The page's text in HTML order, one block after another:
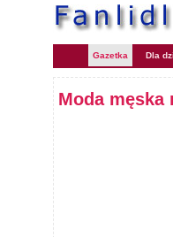
Gazetka Dla
Moda męska